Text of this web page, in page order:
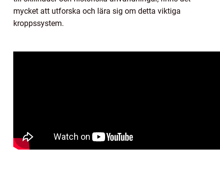
mycket att utforska och lära sig om detta viktiga
kroppssystem.